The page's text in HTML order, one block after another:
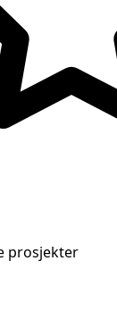
prosjekter